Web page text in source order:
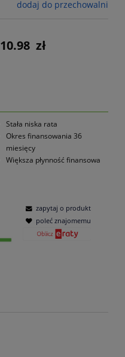
dodaj do przechowalni
10.98 zł
Stała niska rata
Okres finansowania 36
miesięcy
Większa płynność finansowa
zapytaj o produkt
poleć znajomemu